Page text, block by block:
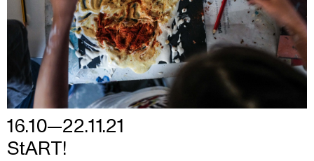
16.10—22.11.21
StART!